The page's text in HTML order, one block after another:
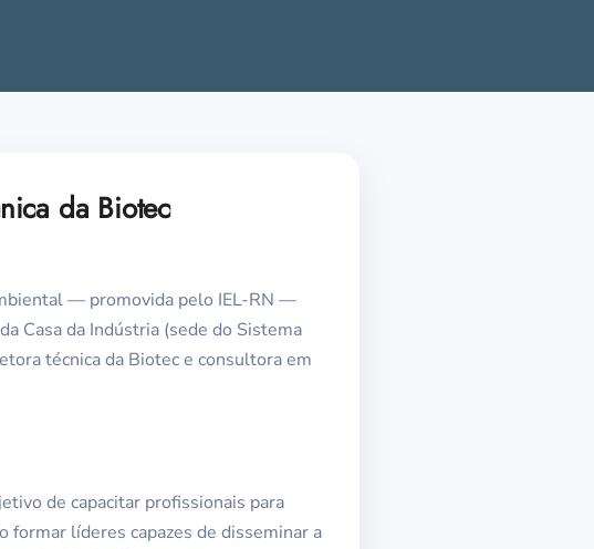
da Biotec
— promovida pelo IEL-RN —
Casa da Indústria (sede do Sistema
técnica da Biotec e consultora em
de capacitar profissionais para
líderes capazes de disseminar a